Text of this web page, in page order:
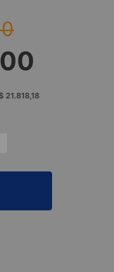
00
21.818,18